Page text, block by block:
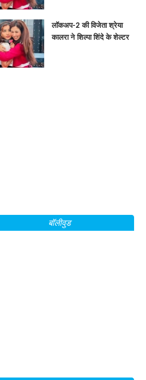
लॉकअप-2 की विजेता श्रेया
कालरा ने शिल्पा शिंदे के शेल्टर
बॉलीवुड